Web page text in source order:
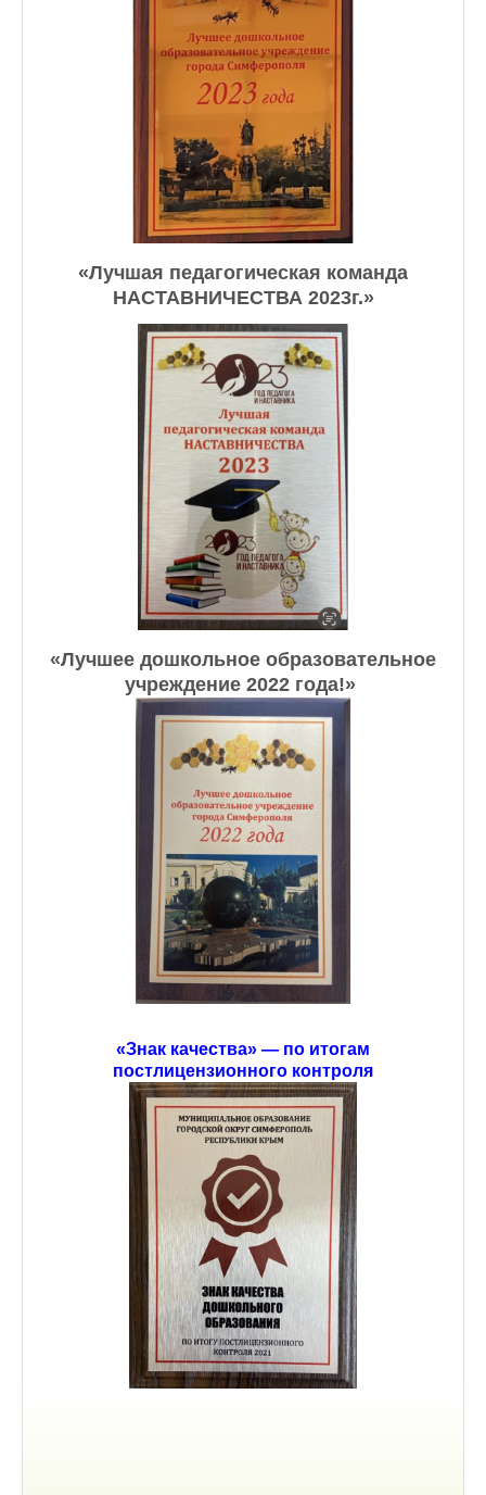
«Лучшая педагогическая команда
НАСТАВНИЧЕСТВА 2023г.»
«Лучшее дошкольное образовательное
учреждение 2022 года!» ​
«Знак качества» — по итогам
постлицензионного контроля